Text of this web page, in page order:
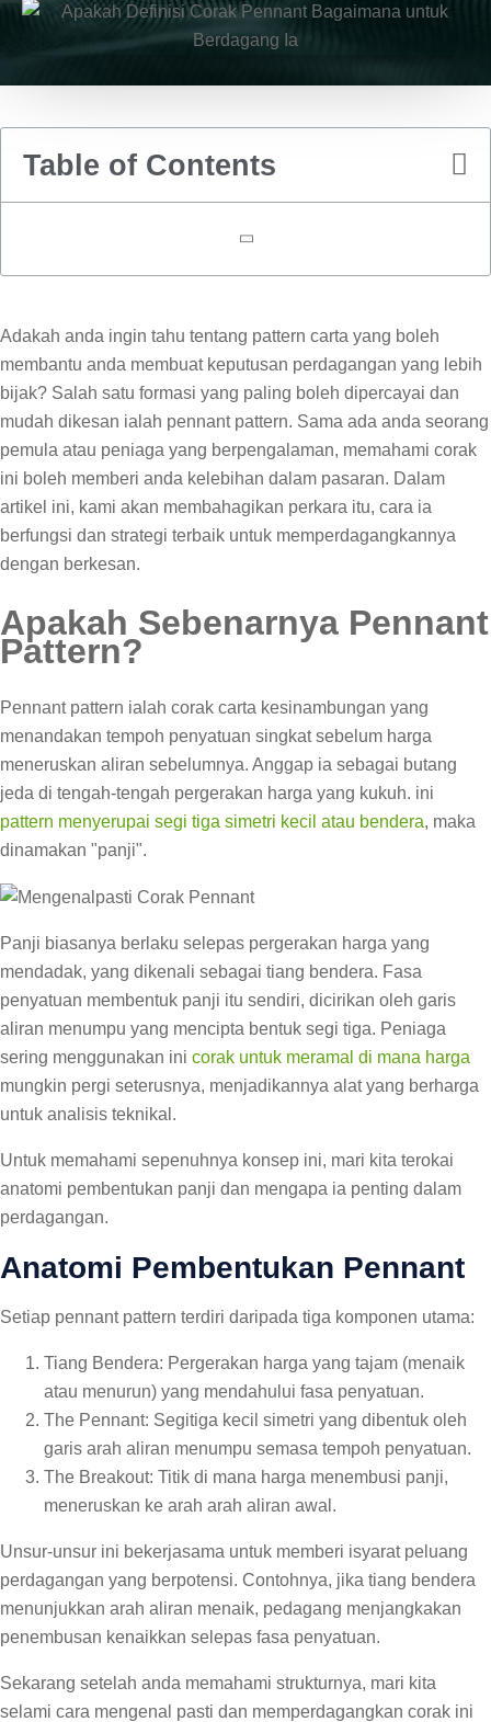
Table of Contents
Adakah anda ingin tahu tentang pattern carta yang boleh
membantu anda membuat keputusan perdagangan yang lebih
bijak? Salah satu formasi yang paling boleh dipercayai dan
mudah dikesan ialah pennant pattern. Sama ada anda seorang
pemula atau peniaga yang berpengalaman, memahami corak
ini boleh memberi anda kelebihan dalam pasaran. Dalam
artikel ini, kami akan membahagikan perkara itu, cara ia
berfungsi dan strategi terbaik untuk memperdagangkannya
dengan berkesan.
Apakah Sebenarnya Pennant
Pattern?
Pennant pattern ialah corak carta kesinambungan yang
menandakan tempoh penyatuan singkat sebelum harga
meneruskan aliran sebelumnya. Anggap ia sebagai butang
jeda di tengah-tengah pergerakan harga yang kukuh. ini
pattern menyerupai segi tiga simetri kecil atau bendera, maka
dinamakan "panji".
Panji biasanya berlaku selepas pergerakan harga yang
mendadak, yang dikenali sebagai tiang bendera. Fasa
penyatuan membentuk panji itu sendiri, dicirikan oleh garis
aliran menumpu yang mencipta bentuk segi tiga. Peniaga
sering menggunakan ini corak untuk meramal di mana harga
mungkin pergi seterusnya, menjadikannya alat yang berharga
untuk analisis teknikal.
Untuk memahami sepenuhnya konsep ini, mari kita terokai
anatomi pembentukan panji dan mengapa ia penting dalam
perdagangan.
Anatomi Pembentukan Pennant
Setiap pennant pattern terdiri daripada tiga komponen utama:
Tiang Bendera: Pergerakan harga yang tajam (menaik
atau menurun) yang mendahului fasa penyatuan.
The Pennant: Segitiga kecil simetri yang dibentuk oleh
garis arah aliran menumpu semasa tempoh penyatuan.
The Breakout: Titik di mana harga menembusi panji,
meneruskan ke arah arah aliran awal.
Unsur-unsur ini bekerjasama untuk memberi isyarat peluang
perdagangan yang berpotensi. Contohnya, jika tiang bendera
menunjukkan arah aliran menaik, pedagang menjangkakan
penembusan kenaikkan selepas fasa penyatuan.
Sekarang setelah anda memahami strukturnya, mari kita
selami cara mengenal pasti dan memperdagangkan corak ini